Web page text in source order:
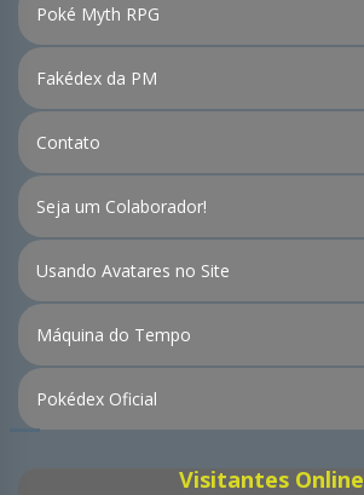
Poké Myth RPG
Fakédex da PM
Contato
Seja um Colaborador!
Usando Avatares no Site
Máquina do Tempo
Pokédex Oficial
Visitantes Online